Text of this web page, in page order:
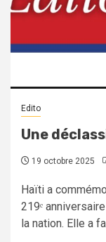
Edito
Une
19 octobre 2025
Haïti a
219ᵉ
la nation. Elle a